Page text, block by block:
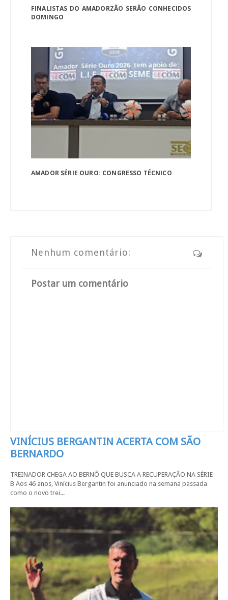
FINALISTAS DO AMADORZÃO SERÃO CONHECIDOS
DOMINGO
AMADOR SÉRIE OURO: CONGRESSO TÉCNICO
Nenhum comentário:
Postar um comentário
VINÍCIUS BERGANTIN ACERTA COM SÃO
BERNARDO
TREINADOR CHEGA AO BERNÔ QUE BUSCA A RECUPERAÇÃO NA SÉRIE
B Aos 46 anos, Vinícius Bergantin foi anunciado na semana passada
como o novo trei...